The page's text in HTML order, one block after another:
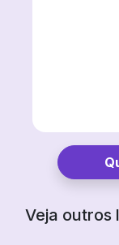
Veja outros